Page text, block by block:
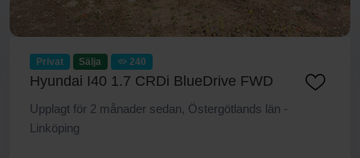
Privat Sälja 240
Hyundai I40 1.7 CRDi BlueDrive FWD
Upplagt för 2 månader sedan, Östergötlands län -
Linköping